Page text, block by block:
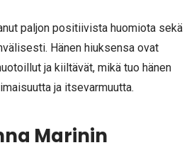
paljon positiivista huomiota sekä
Hänen hiuksensa ovat
ja kiiltävät, mikä tuo hänen
ja itsevarmuutta.
Marinin